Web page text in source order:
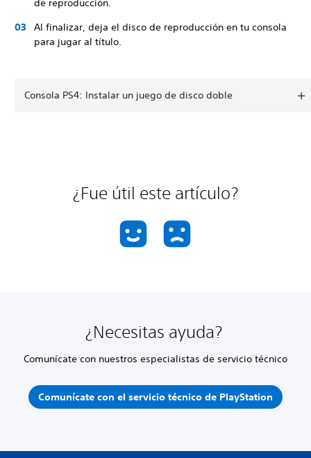
de reproducción.
Al finalizar, deja el disco de reproducción en tu consola
para jugar al título.
Consola PS4: Instalar un juego de disco doble
¿Fue útil este artículo?
¿Necesitas ayuda?
Comunícate con nuestros especialistas de servicio técnico
Comunícate con el servicio técnico de PlayStation